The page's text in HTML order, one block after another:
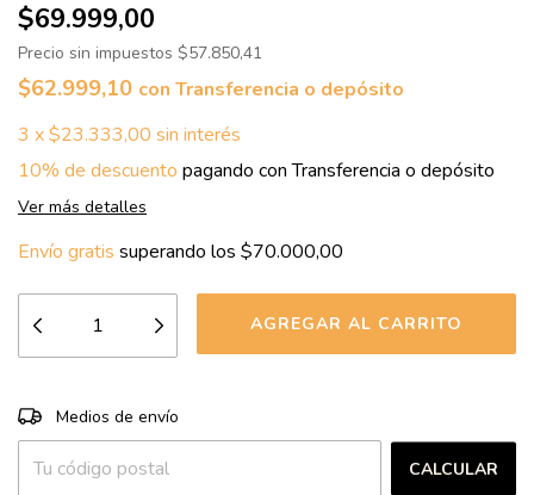
$69.999,00
Precio sin impuestos $57.850,41
$62.999,10 con Transferencia o depósito
3 x$23.333,00 sin interés
10% de descuento pagando con Transferencia o depósito
Ver más detalles
Envío gratis superando los $70.000,00
Entregas para el CP:
Medios de envío
CALCULAR